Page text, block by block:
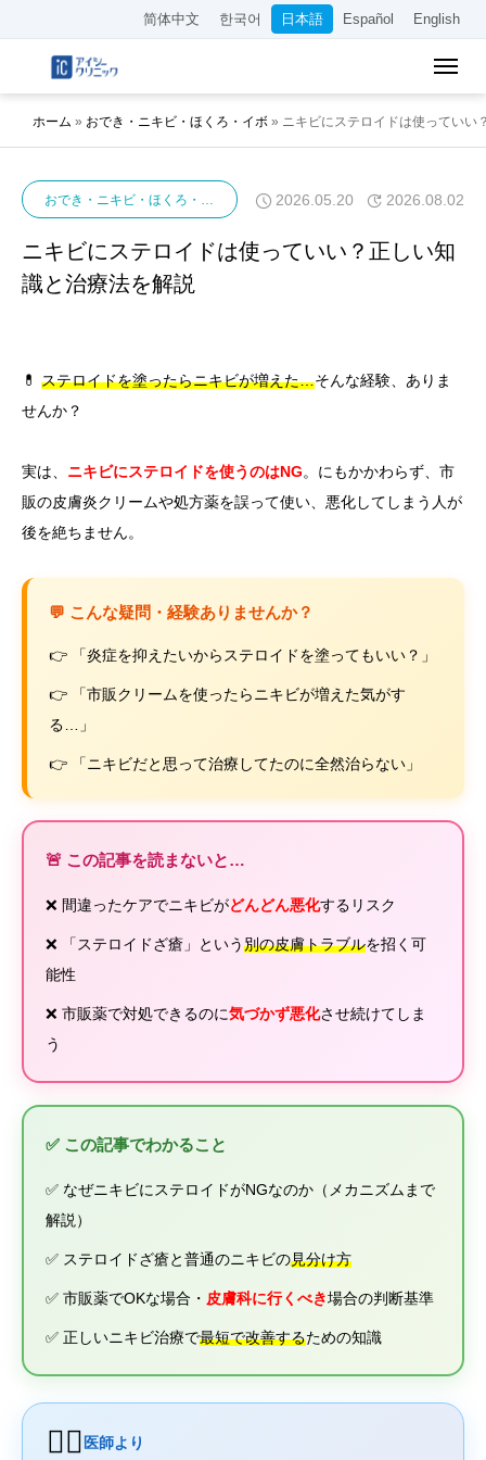
简体中文 한국어 日本語 Español English
ホーム » おでき・ニキビ・ほくろ・イボ » ニキビにステロイドは使っていい
おでき・ニキビ・ほくろ・イボ ニキビ2026.05.20 2026.08.02
ニキビにステロイドは使っていい？正しい知
識と治療法を解説
💊 ステロイドを塗ったらニキビが増えた…そんな経験、ありま
せんか？
実は、 ニキビにステロイドを使うのはNG。にもかかわらず、市
販の皮膚炎クリームや処方薬を誤って使い、悪化してしまう人が
後を絶ちません。
💬 こんな疑問・経験ありませんか？
👉 「炎症を抑えたいからステロイドを塗ってもいい？」
👉 「市販クリームを使ったらニキビが増えた気がす
る…」
👉 「ニキビだと思って治療してたのに全然治らない」
🚨 この記事を読まないと…
❌ 間違ったケアでニキビがどんどん悪化するリスク
❌ 「ステロイドざ瘡」という別の皮膚トラブルを招く可
能性
❌ 市販薬で対処できるのに気づかず悪化させ続けてしま
う
✅ この記事でわかること
✅ なぜニキビにステロイドがNGなのか（メカニズムまで
解説）
✅ ステロイドざ瘡と普通のニキビの見分け方
✅ 市販薬でOKな場合・ 皮膚科に行くべき場合の判断基準
✅ 正しいニキビ治療で最短で改善するための知識
👨‍⚕️ 医師より